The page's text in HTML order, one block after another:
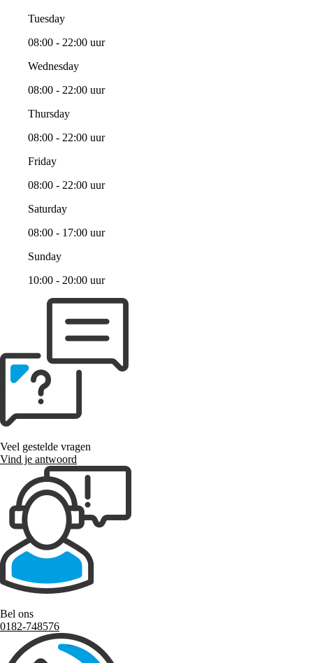
Tuesday
08:00 - 22:00 uur
Wednesday
08:00 - 22:00 uur
Thursday
08:00 - 22:00 uur
Friday
08:00 - 22:00 uur
Saturday
08:00 - 17:00 uur
Sunday
10:00 - 20:00 uur
Veel gestelde vragen
Vind je antwoord
Bel ons
0182-748576